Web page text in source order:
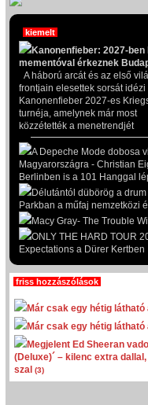
kiemelt
Kanonenfieber: 2027-ben
mementóval érkeznek
A háború arcát és az első
frontjain elesettek sorsát idézi
Kanonenfieber 2027-es
turnéja, amelynek már most
közzétették a menetrendjét
A Depeche Mode dobosa
Magyarországra - Christian
Berlinben is a 101 Hanggal
Délutántól dübörög a
Parkban a műfaj nemzetközi
Macy Gray- The Trouble
ONLY THE HARD TOUR
Expectations a Dürer Kertben
friss hozzászólások
Már csak egy hétig
Már csak egy hétig
Megjelent Ed Sheeran
(Deluxe)´ – kilenc extra
szal (3)